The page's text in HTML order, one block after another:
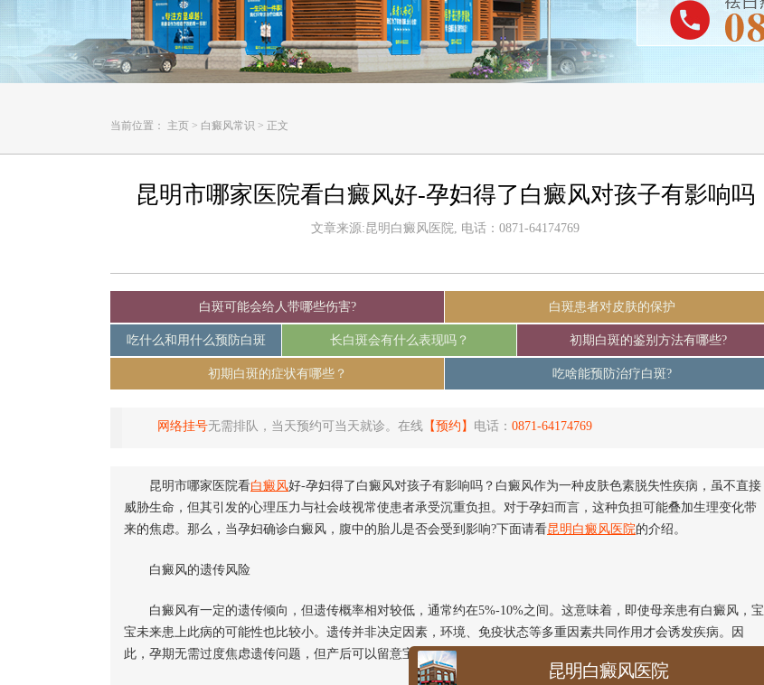
当前位置： 主页 > 白癜风常识 > 正文
昆明市哪家医院看白癜风好-孕妇得了白癜风对孩子有影响吗
文章来源:昆明白癜风医院, 电话：0871-64174769
白斑可能会给人带哪些伤害? 白斑患者对皮肤的保护
吃什么和用什么预防白斑 长白斑会有什么表现吗？ 初期白斑的鉴别方法有哪些?
初期白斑的症状有哪些？ 吃啥能预防治疗白斑?
网络挂号无需排队，当天预约可当天就诊。在线 【预约】 电话： 0871-64174769
昆明市哪家医院看白癜风好-孕妇得了白癜风对孩子有影响吗？白癜风作为一种皮肤色素脱失性疾病，虽不直接
威胁生命，但其引发的心理压力与社会歧视常使患者承受沉重负担。对于孕妇而言，这种负担可能叠加生理变化带
来的焦虑。那么，当孕妇确诊白癜风，腹中的胎儿是否会受到影响?下面请看昆明白癜风医院的介绍。
白癜风的遗传风险
白癜风有一定的遗传倾向，但遗传概率相对较低，通常约在5%-10%之间。这意味着，即使母亲患有白癜风，宝
宝未来患上此病的可能性也比较小。遗传并非决定因素，环境、免疫状态等多重因素共同作用才会诱发疾病。因
此，孕期无需过度焦虑遗传问题，但产后可以留意宝宝的皮肤状况，做好日常观察。
昆明白癜风医院